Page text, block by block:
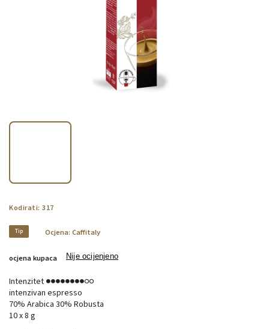
Kodirati: 317
Tip
ocjena kupaca Nije ocijenjeno
Ocjena: Caffitaly
Intenzitet ●●●●●●●●○○
intenzivan espresso
70% Arabica 30% Robusta
10 x 8 g